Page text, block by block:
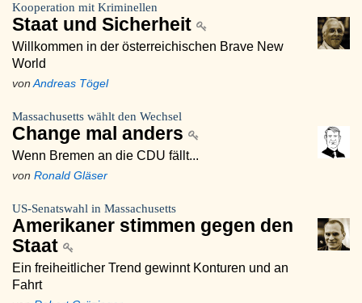
Kooperation mit Kriminellen
Staat und Sicherheit
Willkommen in der österreichischen Brave New
World
von Andreas Tögel
Massachusetts wählt den Wechsel
Change mal anders
Wenn Bremen an die CDU fällt...
von Ronald Gläser
US-Senatswahl in Massachusetts
Amerikaner stimmen gegen den
Staat
Ein freiheitlicher Trend gewinnt Konturen und an
Fahrt